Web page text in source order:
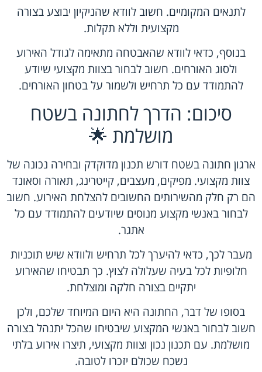
לתנאים המקומיים. חשוב לוודא שהניקיון יבוצע בצורה
מקצועית וללא תקלות.
בנוסף, כדאי לוודא שהאבטחה מתאימה לגודל האירוע
ולסוג האורחים. חשוב לבחור בצוות מקצועי שיודע
להתמודד עם כל תרחיש ולשמור על בטחון האורחים.
סיכום: הדרך לחתונה בשטח
מושלמת 🌟
ארגון חתונה בשטח דורש תכנון מדוקדק ובחירה נכונה של
צוות מקצועי. מפיקים, מעצבים, קייטרינג, תאורה וסאונד
הם רק חלק מהשירותים החשובים להצלחת האירוע. חשוב
לבחור באנשי מקצוע מנוסים שיודעים להתמודד עם כל
אתגר.
מעבר לכך, כדאי להיערך לכל תרחיש ולוודא שיש תוכניות
חלופיות לכל בעיה שעלולה לצוץ. כך תבטיחו שהאירוע
יתקיים בצורה חלקה ומוצלחת.
בסופו של דבר, החתונה היא היום המיוחד שלכם, ולכן
חשוב לבחור באנשי המקצוע שיבטיחו שהכל יתנהל בצורה
מושלמת. עם תכנון נכון וצוות מקצועי, תיצרו אירוע בלתי
נשכח שכולם יזכרו לטובה.